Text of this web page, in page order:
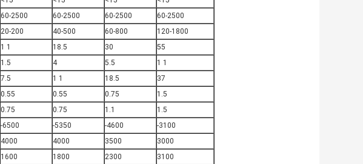
60-2500 60-2500 60-2500
60-2500
20-200 40-500 60-800
120-1800
1 1 18.5 30
55
1.5 4 5.5
1 1
7.5 1 1 18.5
37
0.55 0.55 0.75
1.5
0.75 0.75 1.1
1.5
-6500 -5350 -4600
-3100
4000 4000 3500
3000
1600 1800 2300 3100